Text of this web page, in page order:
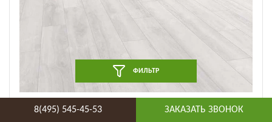
Ламинат Alpine Floor by Camsan - Albero Дуб Арктик
ФИЛЬТР
8(495) 545-45-53 ЗАКАЗАТЬ ЗВОНОК